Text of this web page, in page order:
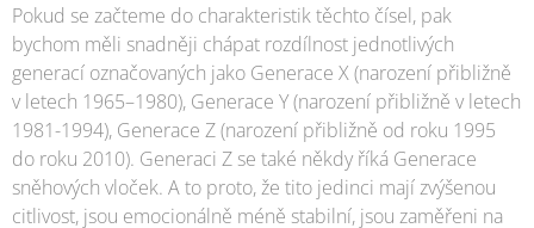
Pokud se začteme do charakteristik těchto čísel, pak
bychom měli snadněji chápat rozdílnost jednotlivých
generací označovaných jako Generace X (narození přibližně
v letech 1965–1980), Generace Y (narození přibližně v letech
1981-1994), Generace Z (narození přibližně od roku 1995
do roku 2010). Generaci Z se také někdy říká Generace
sněhových vloček. A to proto, že tito jedinci mají zvýšenou
citlivost, jsou emocionálně méně stabilní, jsou zaměřeni na